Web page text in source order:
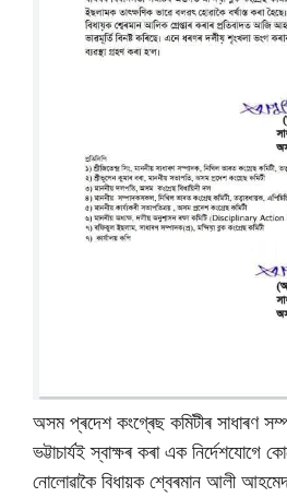
অসম প্ৰদেশ কংগ্ৰেছ কমিটীৰ সাধাৰণ
ভট্টাচাৰ্যই স্বাক্ষৰ কৰা এক নিৰ্দেশযোগে
নোলোৱাকৈ বিধায়ক শ্বেৰমান আলী